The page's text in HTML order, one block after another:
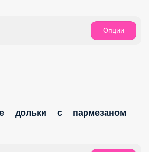
Опции
дольки с пармезаном